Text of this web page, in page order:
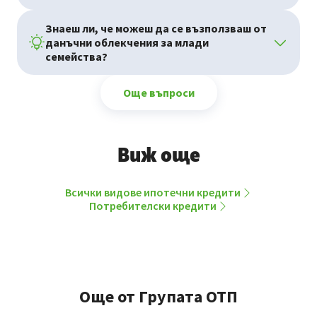
Знаеш ли, че можеш да се възползваш от
данъчни облекчения за млади
семейства?
Още въпроси
Виж още
Всички видове ипотечни кредити
Потребителски кредити
Още от Групата ОТП